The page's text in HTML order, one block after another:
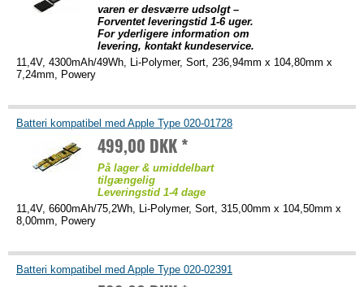
varen er desværre udsolgt –
Forventet leveringstid 1-6 uger.
For yderligere information om
levering, kontakt kundeservice.
11,4V, 4300mAh/49Wh, Li-Polymer, Sort, 236,94mm x 104,80mm x
7,24mm, Powery
Batteri kompatibel med Apple Type 020-01728
499,00 DKK *
På lager & umiddelbart
tilgængelig
Leveringstid 1-4 dage
11,4V, 6600mAh/75,2Wh, Li-Polymer, Sort, 315,00mm x 104,50mm x
8,00mm, Powery
Batteri kompatibel med Apple Type 020-02391